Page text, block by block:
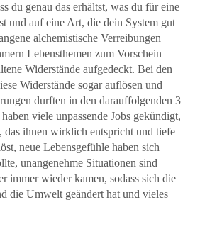
du genau das erhältst, was du für eine
und auf eine Art, die dein System gut
alchemistische Verreibungen
Lebensthemen zum Vorschein
Widerstände aufgedeckt. Bei den
Widerstände sogar auflösen und
durften in den darauffolgenden 3
viele unpassende Jobs gekündigt,
das ihnen wirklich entspricht und tiefe
neue Lebensgefühle haben sich
unangenehme Situationen sind
immer wieder kamen, sodass sich die
die Umwelt geändert hat und vieles